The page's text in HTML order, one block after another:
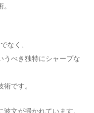
なく、
うべき独特にシャープな
です。
文が掃かれています。